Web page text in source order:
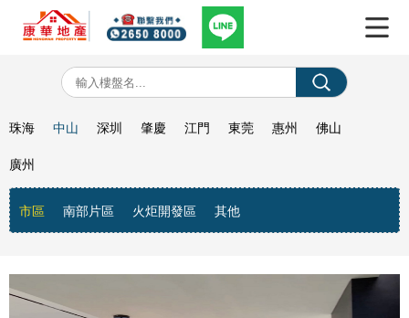
珠海 中山
市區 南部片區 火炬開發區 其他
深圳 肇慶 江門 東莞 惠州 佛山
廣州